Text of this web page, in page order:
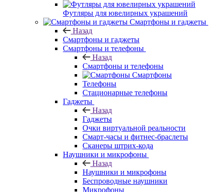
Футляры для ювелирных украшений
Смартфоны и гаджеты
Назад
Смартфоны и гаджеты
Смартфоны и телефоны
Назад
Смартфоны и телефоны
Смартфоны
Телефоны
Стационарные телефоны
Гаджеты
Назад
Гаджеты
Очки виртуальной реальности
Смарт-часы и фитнес-браслеты
Сканеры штрих-кода
Наушники и микрофоны
Назад
Наушники и микрофоны
Беспроводные наушники
Микрофоны